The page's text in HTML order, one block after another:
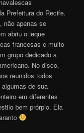
Prefeitura do Recife.
não apenas se
abriu o leque
francesas e muito
grupo dedicado a
No disco,
reunidos todos
de sua
em diferentes
bem prórpio. Ela